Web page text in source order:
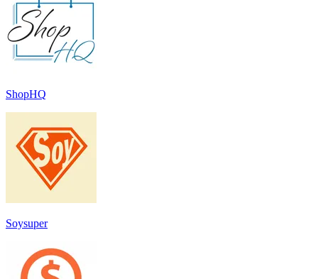
ShopHQ
Soysuper